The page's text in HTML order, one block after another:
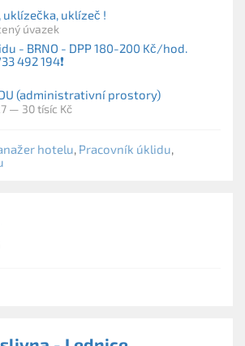
uklízeč !
úvazek
- BRNO - DPP 180-200 Kč/hod.
492 194❗️
(administrativní prostory)
— 30 tísíc Kč
hotelu, Pracovník úklidu,